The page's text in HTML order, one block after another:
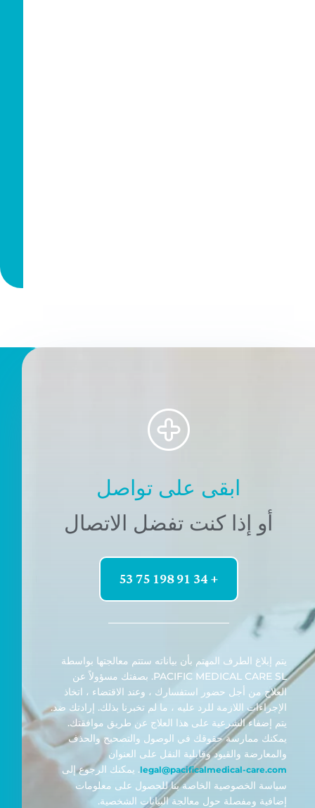
ابقى على تواصل
أو إذا كنت تفضل الاتصال
+ 34 91 198 75 53
يتم إبلاغ الطرف المهتم بأن بياناته ستتم معالجتها بواسطة
PACIFIC MEDICAL CARE SL. بصفتك مسؤولاً عن
العلاج من أجل حضور استفسارك ، وعند الاقتضاء ، اتخاذ
الإجراءات اللازمة للرد عليه ، ما لم تخبرنا بذلك. إرادتك ضد.
يتم إضفاء الشرعية على هذا العلاج عن طريق موافقتك.
يمكنك ممارسة حقوقك في الوصول والتصحيح والحذف
والمعارضة والقيود وقابلية النقل على العنوان
legal@pacificalmedical-care.com. يمكنك الرجوع إلى
سياسة الخصوصية الخاصة بنا للحصول على معلومات
إضافية ومفصلة حول معالجة البيانات الشخصية.